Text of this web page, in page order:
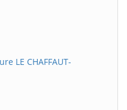
LE CHAFFAUT-